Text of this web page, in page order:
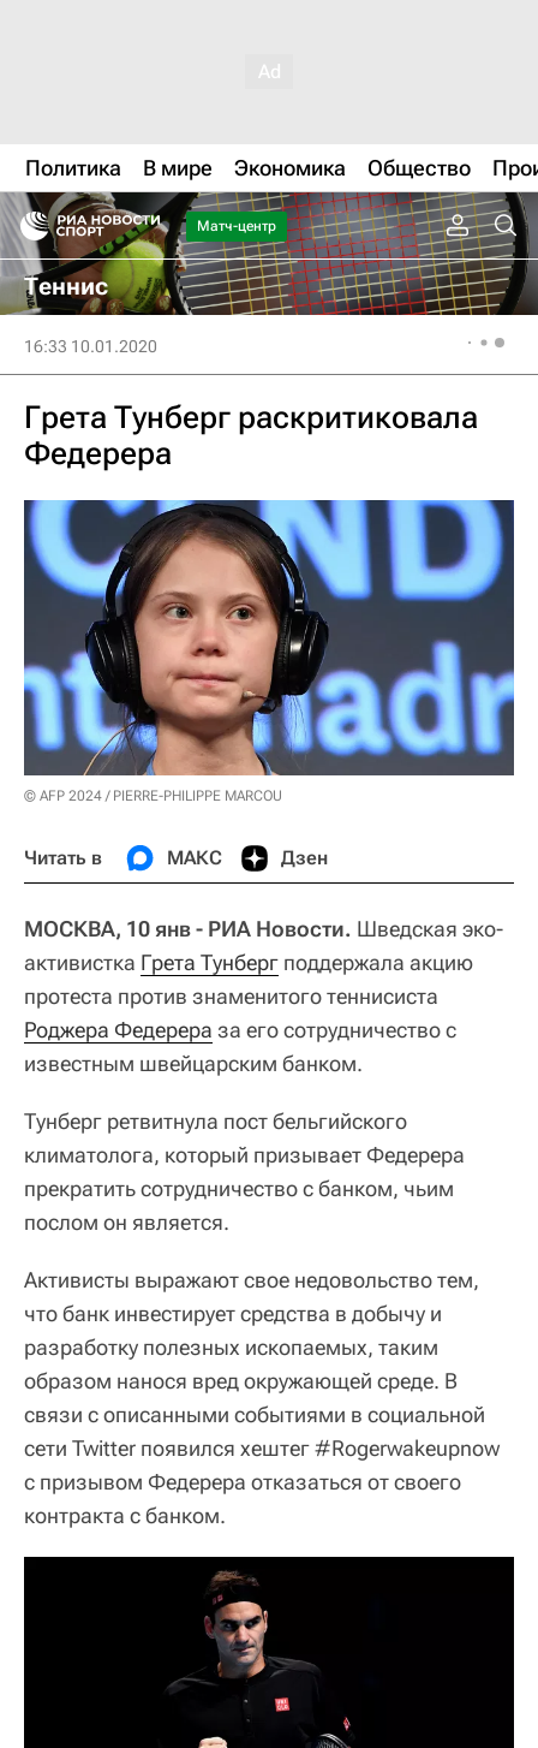
Политика В мире Экономика Общество
Матч-центр
Теннис
16:33 10.01.2020
Грета Тунберг раскритиковала
Федерера
© AFP 2024 / PIERRE-PHILIPPE MARCOU
Читать в МАКС Дзен
МОСКВА, 10 янв - РИА Новости. Шведская эко-
активистка Грета Тунберг поддержала акцию
протеста против знаменитого теннисиста
Роджера Федерера за его сотрудничество с
известным швейцарским банком.
Тунберг ретвитнула пост бельгийского
климатолога, который призывает Федерера
прекратить сотрудничество с банком, чьим
послом он является.
Активисты выражают свое недовольство тем,
что банк инвестирует средства в добычу и
разработку полезных ископаемых, таким
образом нанося вред окружающей среде. В
связи с описанными событиями в социальной
сети Twitter появился хештег #Rogerwakeupnow
с призывом Федерера отказаться от своего
контракта с банком.